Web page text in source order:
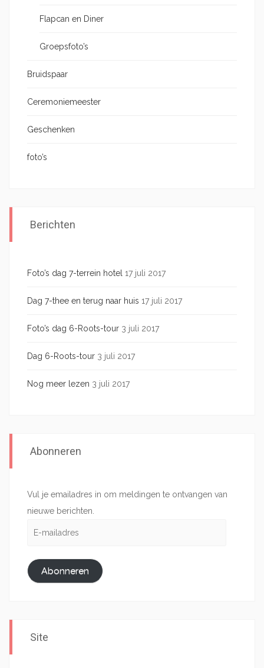
Flapcan en Diner
Groepsfoto’s
Bruidspaar
Ceremoniemeester
Geschenken
foto’s
Berichten
Foto’s dag 7-terrein hotel 17 juli 2017
Dag 7-thee en terug naar huis 17 juli 2017
Foto’s dag 6-Roots-tour 3 juli 2017
Dag 6-Roots-tour 3 juli 2017
Nog meer lezen 3 juli 2017
Abonneren
Vul je emailadres in om meldingen te ontvangen van
nieuwe berichten.
Abonneren
Site